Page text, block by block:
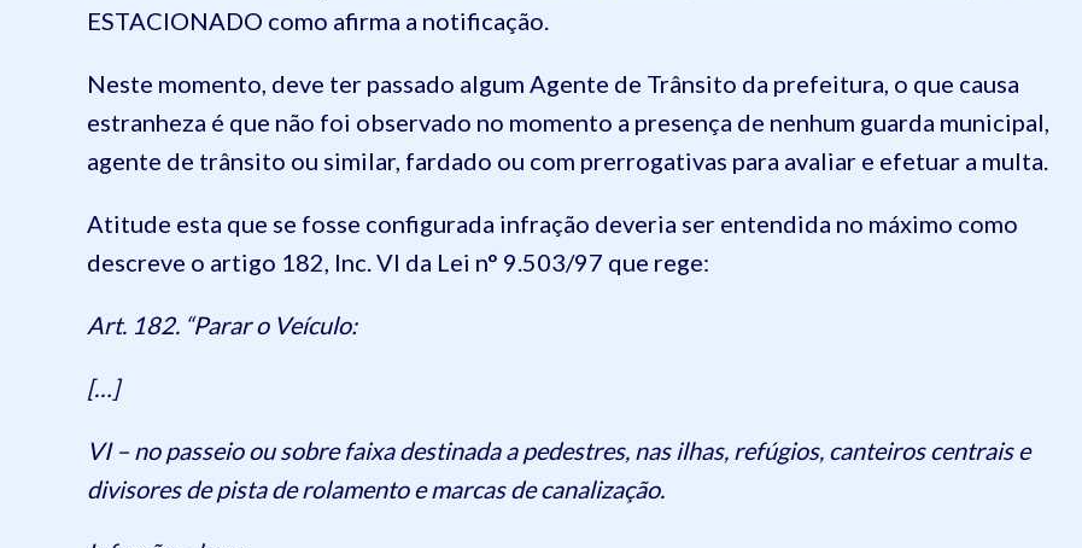
ESTACIONADO como afirma a notificação.
Neste momento, deve ter passado algum Agente de Trânsito da prefeitura, o que causa
estranheza é que não foi observado no momento a presença de nenhum guarda municipal,
agente de trânsito ou similar, fardado ou com prerrogativas para avaliar e efetuar a multa.
Atitude esta que se fosse configurada infração deveria ser entendida no máximo como
descreve o artigo 182, Inc. VI da Lei n° 9.503/97 que rege:
Art. 182. “Parar o Veículo:
[…]
VI – no passeio ou sobre faixa destinada a pedestres, nas ilhas, refúgios, canteiros centrais e
divisores de pista de rolamento e marcas de canalização.